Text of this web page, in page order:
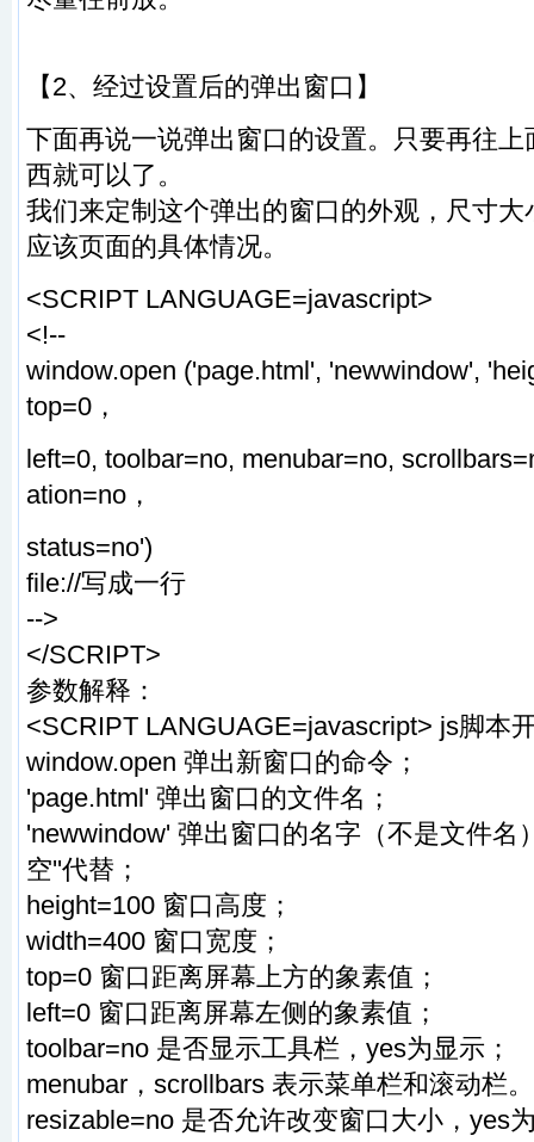
【2、经过设置后的弹出窗口】
下面再说一说弹出窗口的设置。只要再往
西就可以了。
我们来定制这个弹出的窗口的外观，尺寸
应该页面的具体情况。
<SCRIPT LANGUAGE=javascript>
<!--
window.open ('page.html', 'newwindow',
top=0，
left=0, toolbar=no, menubar=no,
ation=no，
status=no')
file://写成一行
-->
</SCRIPT>
参数解释：
<SCRIPT LANGUAGE=javascript> js脚本
window.open 弹出新窗口的命令；
'page.html' 弹出窗口的文件名；
'newwindow' 弹出窗口的名字（不是文件名
空''代替；
height=100 窗口高度；
width=400 窗口宽度；
top=0 窗口距离屏幕上方的象素值；
left=0 窗口距离屏幕左侧的象素值；
toolbar=no 是否显示工具栏，yes为显示；
menubar，scrollbars 表示菜单栏和滚动栏。
resizable=no 是否允许改变窗口大小，yes